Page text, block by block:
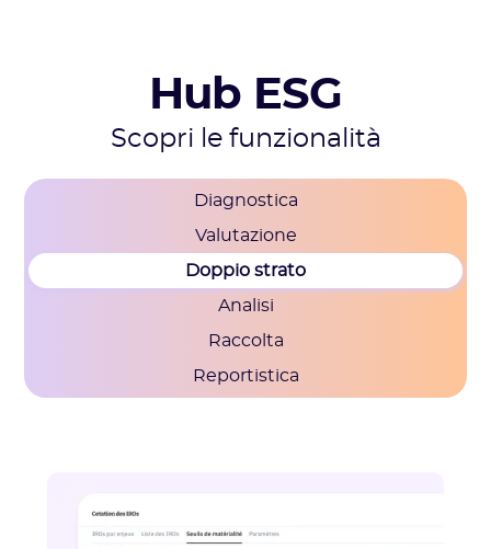
Hub ESG
Scopri le funzionalità
Diagnostica
Valutazione
Doppio strato
Analisi
Raccolta
Reportistica